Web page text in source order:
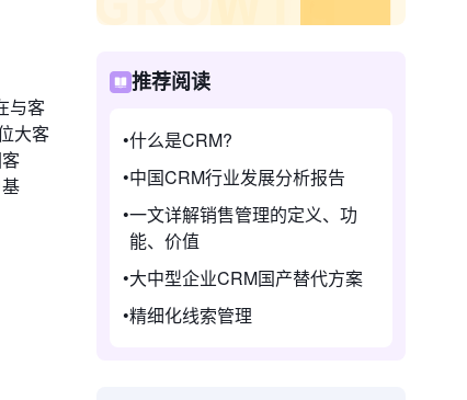
与客
大客
推荐阅读
什么是CRM?
中国CRM行业发展分析报告
一文详解销售管理的定义、功
能、价值
大中型企业CRM国产替代方案
精细化线索管理